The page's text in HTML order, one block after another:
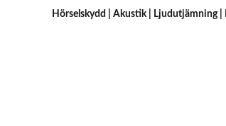
Hörselskydd Akustik Ljudutjämning |